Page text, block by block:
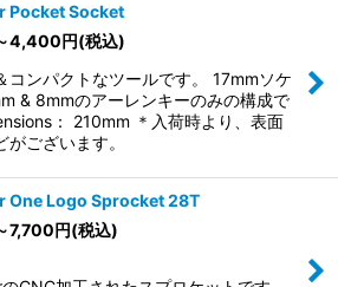
Pocket Socket
4,400円(税込)
コンパクトなツールです。 17mmソケ
& 8mmのアーレンキーのみの構成で
： 210mm ＊入荷時より、表面
がございます。
One Logo Sprocket 28T
7,700円(税込)